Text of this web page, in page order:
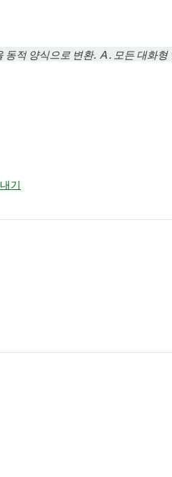
동적 양식으로 변환. Ａ. 모든 대화
기